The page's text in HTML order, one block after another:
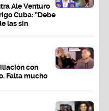
Ale Venturo
Cuba: “Debe
las sin
con
Falta mucho